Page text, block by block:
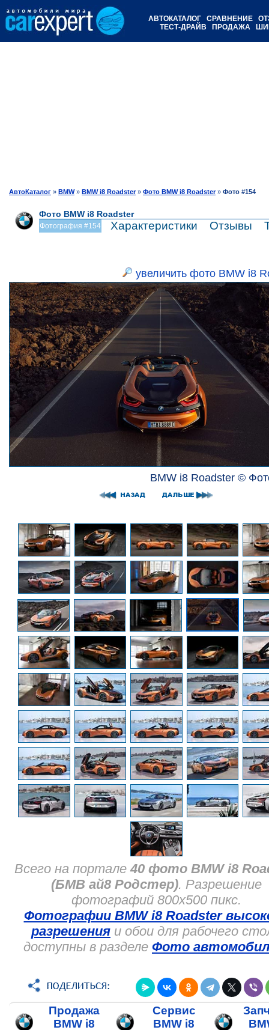
АВТОКАТАЛОГ СРАВНЕНИЕ
ТЕСТ-ДРАЙВ
ПРОДАЖА
АвтоКаталог » BMW» BMW i8 Roadster» Фото BMW i8 Roadster» Фото #154
Фото BMW i8 Roadster
Фотография #154 Характеристики Отзывы
увеличить фото BMW i8
BMW i8 Roadster ©
Всего на портале 40 фото BMW i8
(БМВ ай8 Родстер). Разрешение
фотографий 800x500 пикс.
Фотографии BMW i8 Roadster
разрешения и обои для рабочего
доступны в разделе Фото
Продажа
BMW i8
Сервис
BMW i8